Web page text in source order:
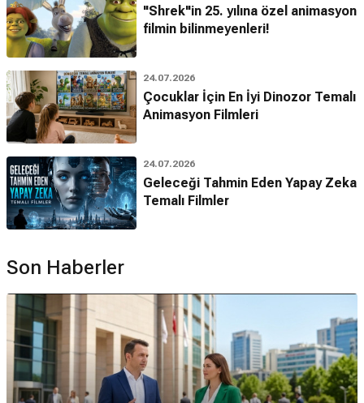
"Shrek"in 25. yılına özel animasyon
filmin bilinmeyenleri!
24.07.2026
Çocuklar İçin En İyi Dinozor Temalı
Animasyon Filmleri
24.07.2026
Geleceği Tahmin Eden Yapay Zeka
Temalı Filmler
Son Haberler